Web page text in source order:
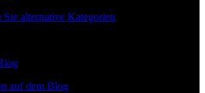
Sie alternative Kategorien
auf dem Blog